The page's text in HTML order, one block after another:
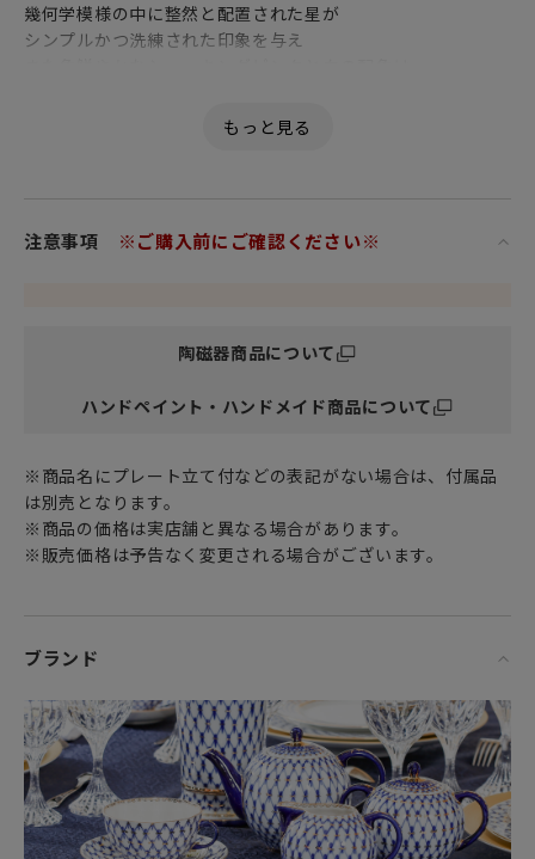
幾何学模様の中に整然と配置された星が
シンプルかつ洗練された印象を与え
たっぷりの金彩が豪華にあしらわれた
食卓に彩りを添えてくれます。
一枚です。
女性・男性にかかわらず、日頃お世話になっている方、大切
な方へ
頑張った自分へのご褒美としても最適です。
注意事項 ※ご購入前にご確認ください※
陶磁器商品について
ハンドペイント・ハンドメイド商品について
※商品名にプレート立て付などの表記がない場合は、付属品
は別売となります。
※商品の価格は実店舗と異なる場合があります。
※販売価格は予告なく変更される場合がございます。
ブランド